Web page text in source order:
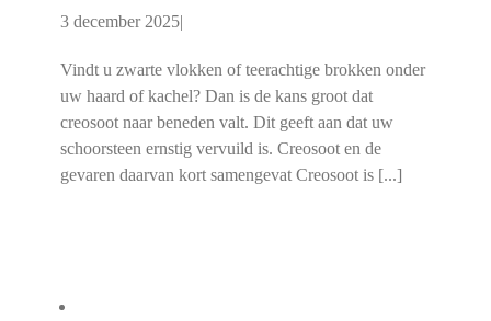
3 december 2025|
Vindt u zwarte vlokken of teerachtige brokken onder
uw haard of kachel? Dan is de kans groot dat
creosoot naar beneden valt. Dit geeft aan dat uw
schoorsteen ernstig vervuild is. Creosoot en de
gevaren daarvan kort samengevat Creosoot is [...]